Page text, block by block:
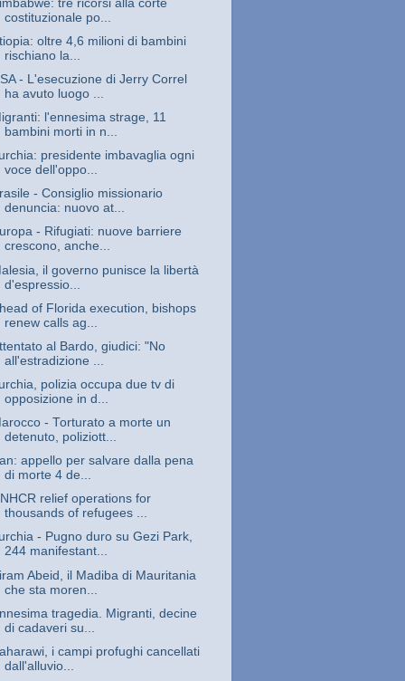
tre ricorsi alla corte
costituzionale po...
oltre 4,6 milioni di bambini
rischiano la...
- L'esecuzione di Jerry Correl
ha avuto luogo ...
l'ennesima strage, 11
bambini morti in n...
presidente imbavaglia ogni
voce dell'oppo...
- Consiglio missionario
denuncia: nuovo at...
- Rifugiati: nuove barriere
crescono, anche...
il governo punisce la libertà
d'espressio...
of Florida execution, bishops
renew calls ag...
al Bardo, giudici: "No
all'estradizione ...
polizia occupa due tv di
opposizione in d...
- Torturato a morte un
detenuto, poliziott...
appello per salvare dalla pena
di morte 4 de...
relief operations for
thousands of refugees ...
- Pugno duro su Gezi Park,
244 manifestant...
Abeid, il Madiba di Mauritania
che sta moren...
tragedia. Migranti, decine
di cadaveri su...
i campi profughi cancellati
dall'alluvio...